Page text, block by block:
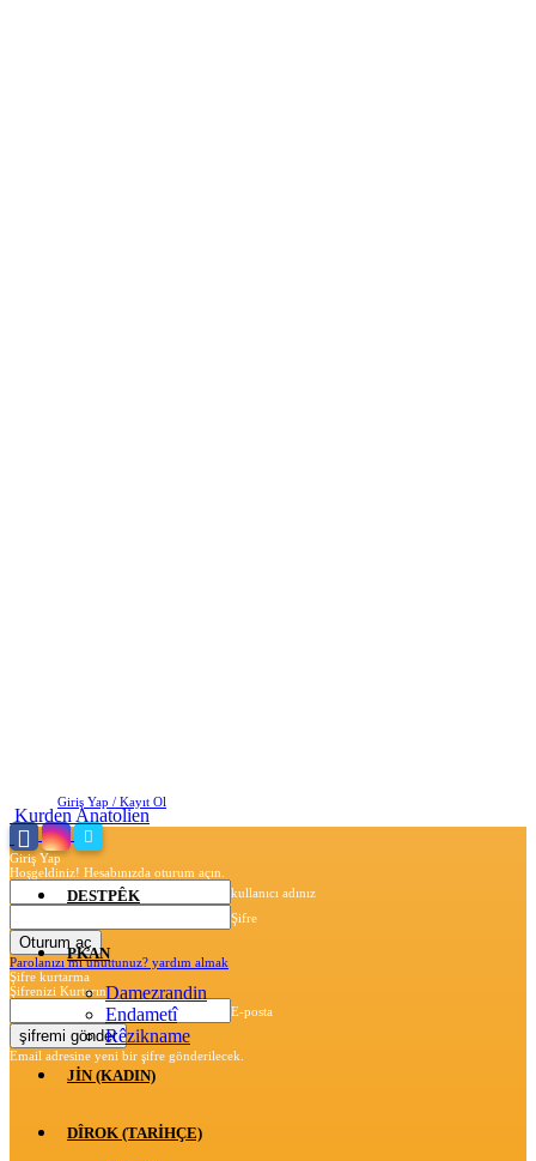
Giriş Yap / Kayıt Ol
Giriş Yap
Hoşgeldiniz! Hesabınızda oturum açın.
kullanıcı adınız
Şifre
Parolanızı mı unuttunuz? yardım almak
Şifre kurtarma
Şifrenizi Kurtarın
E-posta
Email adresine yeni bir şifre gönderilecek.
Kurden Anatolien
DESTPÊK
PKAN
Damezrandin
Endametî
Rêzikname
JİN (KADIN)
DÎROK (TARİHÇE)